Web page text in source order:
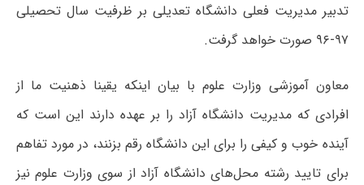
تدبیر مدیریت فعلی دانشگاه تعدیلی بر ظرفیت سال تحصیلی
۹۷-۹۶ صورت خواهد گرفت.
معاون آموزشی وزارت علوم با بیان اینکه یقینا ذهنیت ما از
افرادی که مدیریت دانشگاه آزاد را بر عهده دارند این است که
آینده خوب و کیفی را برای این دانشگاه رقم بزنند، در مورد تفاهم
برای تایید رشته محل‌های دانشگاه آزاد از سوی وزارت علوم نیز